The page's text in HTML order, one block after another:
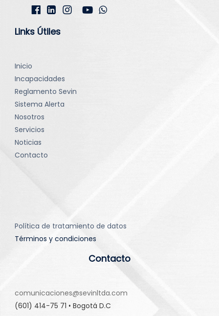
Links Útiles
Inicio
Incapacidades
Reglamento Sevin
Sistema Alerta
Nosotros
Servicios
Noticias
Contacto
Política de tratamiento de datos
Términos y condiciones
Contacto
comunicaciones@sevinltda.com
(601) 414-75 71 • Bogotá D.C